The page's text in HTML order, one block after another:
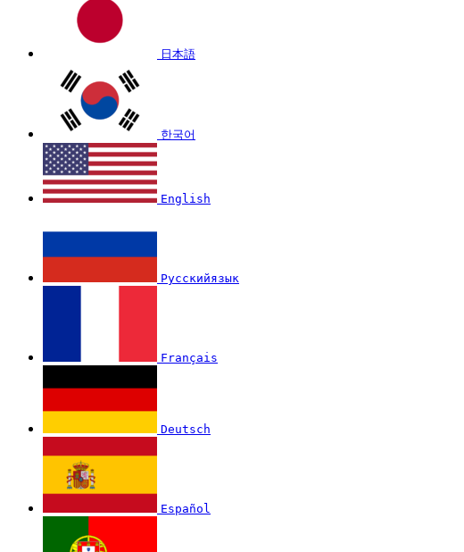
日本語
한국어
English
Русскийязык
Français
Deutsch
Español